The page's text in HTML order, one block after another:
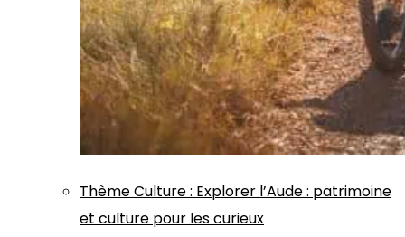
ThèmeCulture: Explorer l’Aude : patrimoine
et culture pour les curieux